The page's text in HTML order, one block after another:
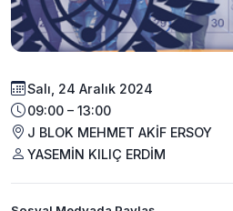
Salı, 24 Aralık 2024
09:00 – 13:00
J BLOK MEHMET AKİF ERSOY
YASEMİN KILIÇ ERDİM